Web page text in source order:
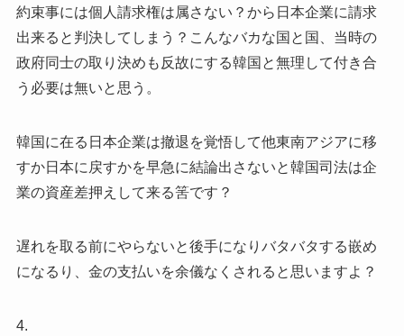
約束事には個人請求権は属さない？から日本企業に請求
出来ると判決してしまう？こんなバカな国と国、当時の
政府同士の取り決めも反故にする韓国と無理して付き合
う必要は無いと思う。
韓国に在る日本企業は撤退を覚悟して他東南アジアに移
すか日本に戻すかを早急に結論出さないと韓国司法は企
業の資産差押えして来る筈です？
遅れを取る前にやらないと後手になりバタバタする嵌め
になるり、金の支払いを余儀なくされると思いますよ？
4.